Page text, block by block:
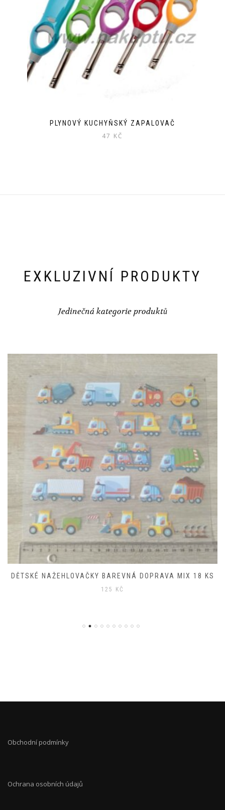
PLYNOVÝ KUCHYŇSKÝ ZAPALOVAČ
47 KČ
EXKLUZIVNÍ PRODUKTY
Jedinečná kategorie produktů
DĚTSKÉ NAŽEHLOVAČKY BAREVNÁ DOPRAVA MIX 18 KS
125 KČ
Obchodní podmínky
Ochrana osobních údajů